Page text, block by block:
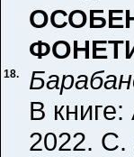
18.
В
2022. С.